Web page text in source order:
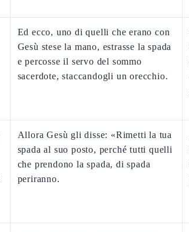
Ed ecco, uno di quelli che erano con
Gesù stese la mano, estrasse la spada
e percosse il servo del sommo
sacerdote, staccandogli un orecchio.
Allora Gesù gli disse: «Rimetti la tua
spada al suo posto, perché tutti quelli
che prendono la spada, di spada
periranno.